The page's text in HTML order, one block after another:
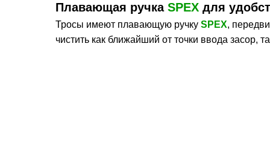
Плавающая ручка SPEX для
Тросы имеют плавающую ручку SPEX,
чистить как ближайший от точки ввода засор,